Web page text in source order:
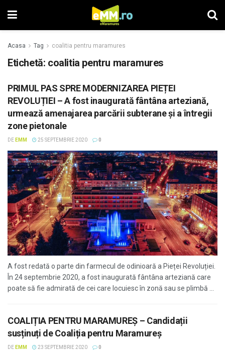
Acasa Tag coalitia pentru maramures
Etichetă: coalitia pentru maramures
PRIMUL PAS SPRE MODERNIZAREA PIEȚEI
REVOLUȚIEI – A fost inaugurată fântâna arteziană,
urmează amenajarea parcării subterane și a întregii
zone pietonale
DE EMM 25 SEPTEMBRIE 2020 0
A fost redată o parte din farmecul de odinioară a Pieței Revoluției.
În 24 septembrie 2020, a fost inaugurată fântâna arteziană care
poate să fie admirată de cei care locuiesc în zonă sau se plimbă ...
COALIȚIA PENTRU MARAMUREȘ – Candidații
susținuți de Coaliția pentru Maramureș
DE EMM 23 SEPTEMBRIE 2020 0